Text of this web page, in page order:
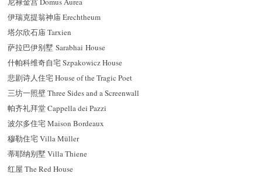
伊瑞克提翁神庙 Erechtheum
塔尔欣石庙 Tarxien
萨拉巴伊别墅 Sarabhai House
什帕科维奇自宅 Szpakowicz House
悲剧诗人住宅 House of the Tragic Poet
三坊一照壁 Three Sides and a Screenwall
帕齐礼拜堂 Cappella dei Pazzi
波尔多住宅 Maison Bordeaux
穆勒住宅 Villa Müller
蒂耶纳别墅 Villa Thiene
红屋 The Red House